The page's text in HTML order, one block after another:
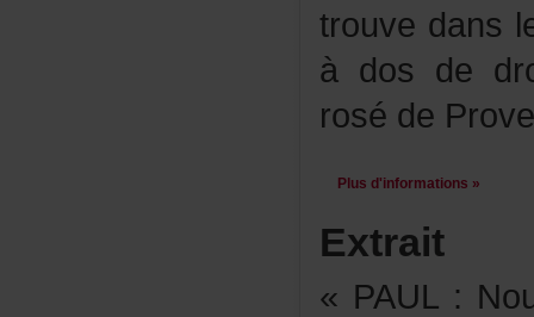
Plusd'informations»
Extrait